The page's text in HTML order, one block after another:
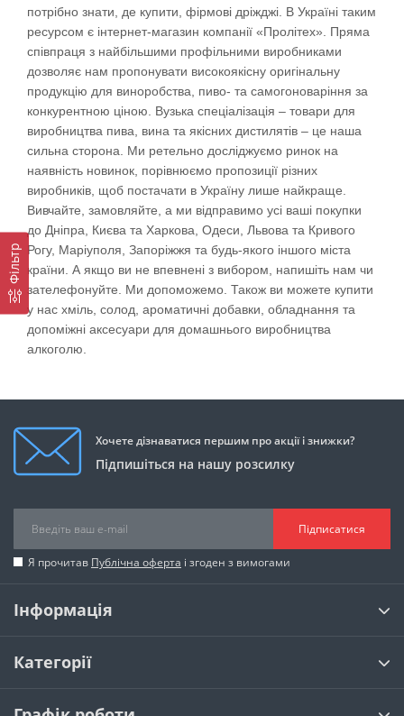
Фільтр
потрібно знати, де купити, фірмові дріжджі. В Україні таким
ресурсом є інтернет-магазин компанії «Пролітех». Пряма
співпраця з найбільшими профільними виробниками
дозволяє нам пропонувати високоякісну оригінальну
продукцію для виноробства, пиво- та самогоноваріння за
конкурентною ціною. Вузька спеціалізація – товари для
виробництва пива, вина та якісних дистилятів – це наша
сильна сторона. Ми ретельно досліджуємо ринок на
наявність новинок, порівнюємо пропозиції різних
виробників, щоб постачати в Україну лише найкраще.
Вивчайте, замовляйте, а ми відправимо усі ваші покупки
до Дніпра, Києва та Харкова, Одеси, Львова та Кривого
Рогу, Маріуполя, Запоріжжя та будь-якого іншого міста
країни. А якщо ви не впевнені з вибором, напишіть нам чи
зателефонуйте. Ми допоможемо. Також ви можете купити
у нас хміль, солод, ароматичні добавки, обладнання та
допоміжні аксесуари для домашнього виробництва
алкоголю.
Хочете дізнаватися першим про акції і знижки?
Підпишіться на нашу розсилку
Підписатися
Я прочитав Публічна оферта і згоден з вимогами
Інформація
Категорії